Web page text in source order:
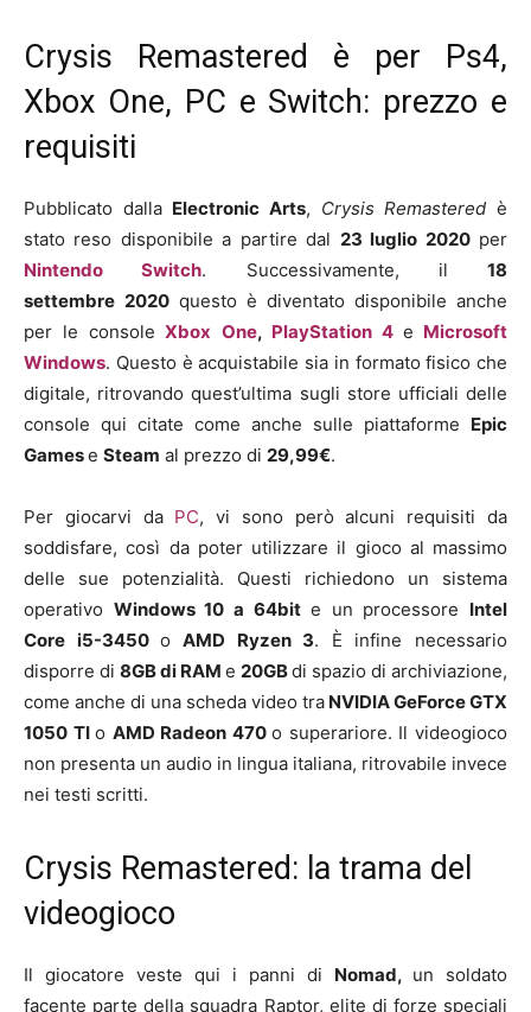
Crysis Remastered è per Ps4,
Xbox One, PC e Switch: prezzo e
requisiti
Pubblicato dalla Electronic Arts, Crysis Remasteredè
stato reso disponibile a partire dal 23 luglio 2020per
Nintendo Switch. Successivamente, il 18
settembre 2020 questo è diventato disponibile anche
per le console Xbox One, PlayStation 4 e Microsoft
Windows. Questo è acquistabile sia in formato fisico che
digitale, ritrovando quest’ultima sugli store ufficiali delle
console qui citate come anche sulle piattaforme Epic
Gamese Steam al prezzo di 29,99€.
Per giocarvi da PC, vi sono però alcuni requisiti da
soddisfare, così da poter utilizzare il gioco al massimo
delle sue potenzialità. Questi richiedono un sistema
operativo Windows 10 a 64bite un processore Intel
Core i5-3450o AMD Ryzen 3. È infine necessario
disporre di 8GB di RAM e 20GBdi spazio di archiviazione,
come anche di una scheda video tra NVIDIA GeForce GTX
1050 TIo AMD Radeon 470o superariore. Il videogioco
non presenta un audio in lingua italiana, ritrovabile invece
nei testi scritti.
Crysis Remastered: la trama del
videogioco
Il giocatore veste qui i panni di Nomad, un soldato
facente parte della squadra Raptor, elite di forze speciali